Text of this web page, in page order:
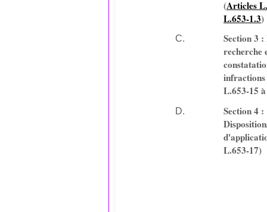
(Articles
L.653-1.3)
Section 3
recherche
L.653-15
Section 4 :
L.653-17)